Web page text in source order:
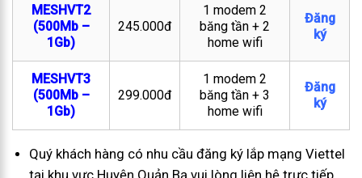
MESHVT2
(500Mb –
1Gb)
245.000đ
1 modem 2
băng tần + 2
home wifi
Đăng
ký
MESHVT3
(500Mb –
1Gb)
299.000đ
1 modem 2
băng tần + 3
home wifi
Đăng
ký
Quý khách hàng có nhu cầu đăng ký lắp mạng Viettel
tại khu vực Huyện Quản Bạ vui lòng liên hệ trực tiếp